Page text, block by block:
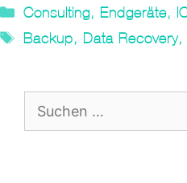
Kategorien
Consulting, Endgeräte,
Tags
Backup, Data Recovery,
nach: